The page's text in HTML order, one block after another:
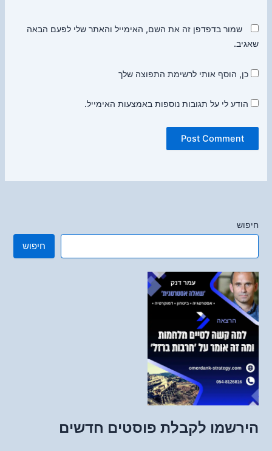
שמור בדפדפן זה את השם, האימייל והאתר שלי לפעם הבאה
שאגיב.
כן, הוסף אותי לרשימת התפוצה שלך
הודע לי על תגובות נוספות באמצעות האימייל.
חיפוש
חיפוש
הירשמו לקבלת פוסטים חדשים